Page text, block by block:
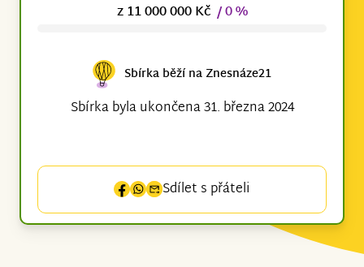
z 11 000 000 Kč / 0 %
Sbírka běží na Znesnáze21
Sbírka byla ukončena 31. března 2024
Sdílet s přáteli